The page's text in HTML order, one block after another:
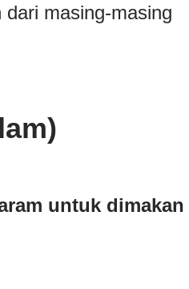
masing-masing
untuk dimakan